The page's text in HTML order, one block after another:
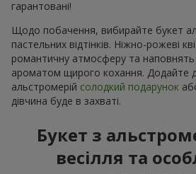
гарантовані!
Щодо побачення, вибирайте букет
пастельних відтінків. Ніжно-рожеві
романтичну атмосферу та наповнять
ароматом щирого кохання. Додайте
альстромерій солодкий подарунок
дівчина буде в захваті.
Букет з
весілля та